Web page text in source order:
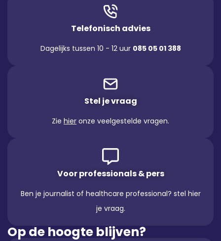
Telefonisch advies
Dagelijks tussen 10 - 12 uur 085 05 01 388
Stel je vraag
Zie hier onze veelgestelde vragen.
Voor professionals & pers
Ben je journalist of healthcare professional? stel hier
je vraag.
Op de hoogte blijven?